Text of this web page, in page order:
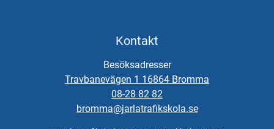
Kontakt
Besöksadresser
Travbanevägen 1 16864 Bromma
08-28 82 82
bromma@jarlatrafikskola.se